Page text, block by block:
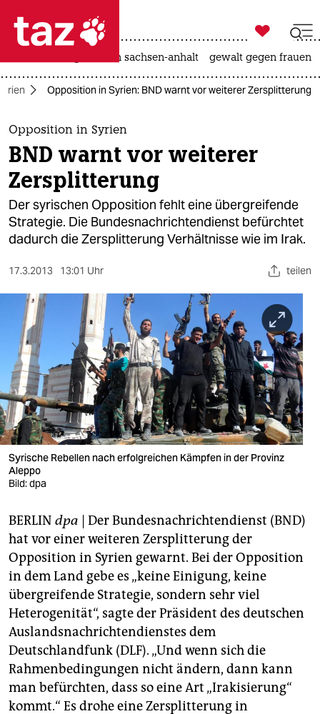
 taz zahl ich
taz zahl ich
themen
politik
öko
gesellschaft
sport
berlin
nord
wahrheit
verlag
verlag
veranstaltungen
fragen & hilfe
unterstützen
abo
genossenschaft
epaper login

taz zahl ich
landtagswahl in sachsen-anhalt gewalt gegen frauen
Opposition in Syrien: BND warnt vor weiterer Zersplitterung
Opposition in Syrien
BND warnt vor weiterer
Zersplitterung
Der syrischen Opposition fehlt eine übergreifende
Strategie. Die Bundesnachrichtendienst befürchtet
dadurch die Zersplitterung Verhältnisse wie im Irak.
17.3.2013 13:01 Uhr teilen
Syrische Rebellen nach erfolgreichen Kämpfen in der Provinz
Aleppo
Bild: dpa
BERLIN dpa | Der Bundesnachrichtendienst (BND)
hat vor einer weiteren Zersplitterung der
Opposition in Syrien gewarnt. Bei der Opposition
in dem Land gebe es „keine Einigung, keine
übergreifende Strategie, sondern sehr viel
Heterogenität“, sagte der Präsident des deutschen
Auslandsnachrichtendienstes dem
Deutschlandfunk (DLF). „Und wenn sich die
Rahmenbedingungen nicht ändern, dann kann
man befürchten, dass so eine Art „Irakisierung“
kommt.“ Es drohe eine Zersplitterung in